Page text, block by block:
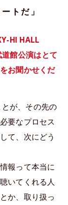
トだ」
HI HALL
館公演はとて
お聞かせくだ
が、その先の
要なプロセス
て、次にどう
報って本当に
いてくれる人
か、取り扱っ